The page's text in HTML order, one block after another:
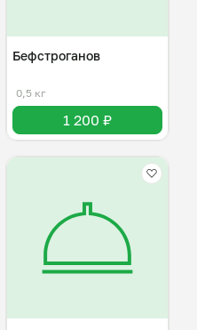
Бефстроганов
0,5 кг
1 200 ₽